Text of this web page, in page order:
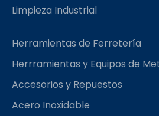
Limpieza Industrial
Herramientas de Ferretería
Herrramientas y Equipos de
Accesorios y Repuestos
Acero Inoxidable